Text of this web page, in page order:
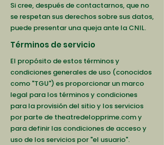
Si cree, después de contactarnos, que no
se respetan sus derechos sobre sus datos,
puede presentar una queja ante la CNIL.
Términos de servicio
El propósito de estos términos y
condiciones generales de uso (conocidos
como "TGU") es proporcionar un marco
legal para los términos y condiciones
para la provisión del sitio y los servicios
por parte de theatredelopprime.com y
para definir las condiciones de acceso y
uso de los servicios por "el usuario".